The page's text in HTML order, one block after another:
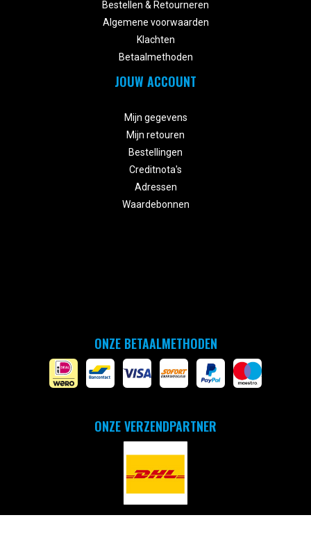
Bestellen & Retourneren
Algemene voorwaarden
Klachten
Betaalmethoden
JOUW ACCOUNT
Mijn gegevens
Mijn retouren
Bestellingen
Creditnota's
Adressen
Waardebonnen
ONZE BETAALMETHODEN
ONZE VERZENDPARTNER